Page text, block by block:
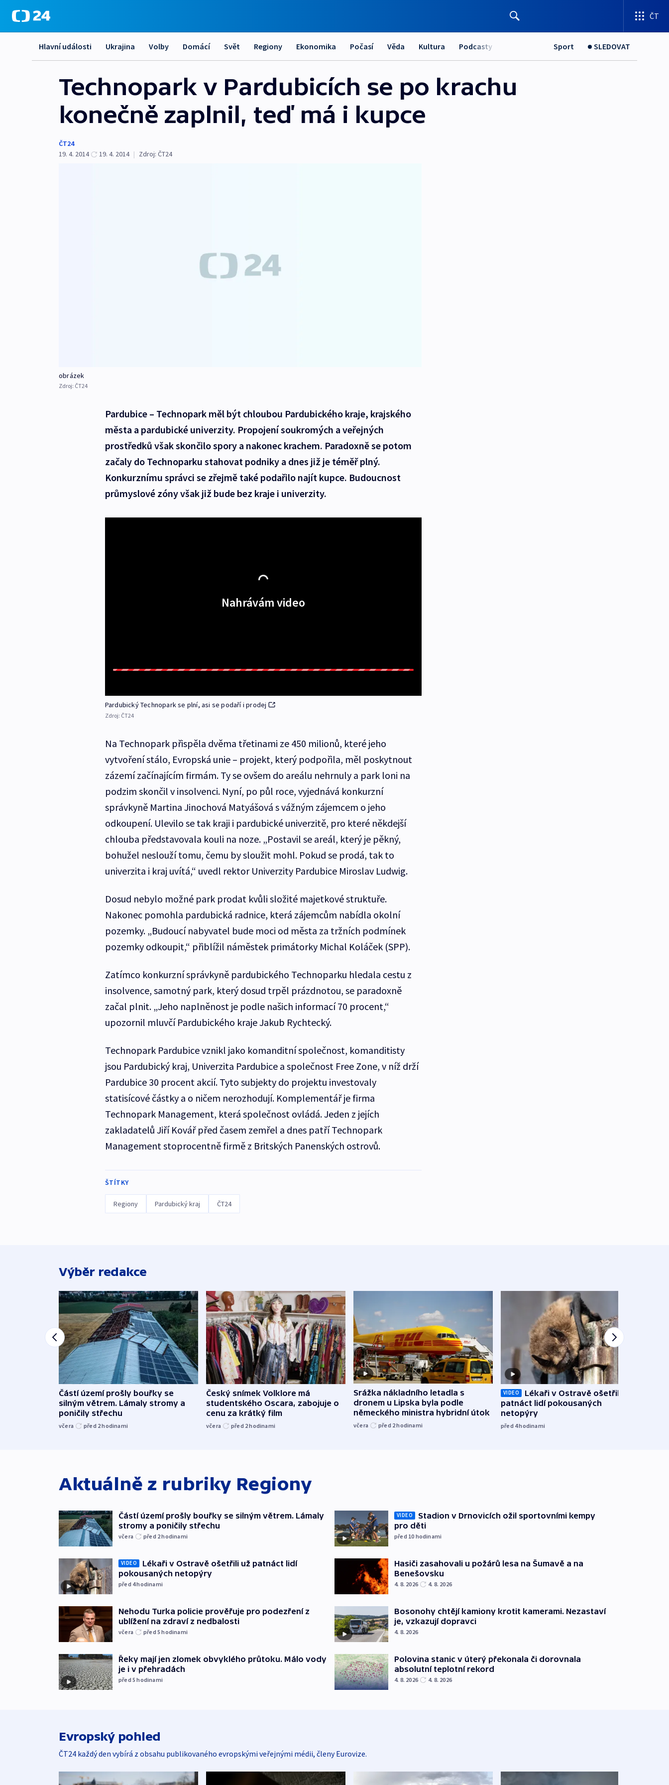
ČT
Hlavní události Ukrajina Volby Domácí Svět Regiony Ekonomika Počasí Věda Kultura Podcasty Sport SLEDOVAT
Technopark v Pardubicích se po krachu
konečně zaplnil, teď má i kupce
ČT24
19. 4. 2014
19. 4. 2014 | Zdroj: ČT24
obrázek
Zdroj: ČT24
Pardubice – Technopark měl být chloubou Pardubického kraje, krajského
města a pardubické univerzity. Propojení soukromých a veřejných
prostředků však skončilo spory a nakonec krachem. Paradoxně se potom
začaly do Technoparku stahovat podniky a dnes již je téměř plný.
Konkurznímu správci se zřejmě také podařilo najít kupce. Budoucnost
průmyslové zóny však již bude bez kraje i univerzity.
Nahrávám video
Pardubický Technopark se plní, asi se podaří i prodej
Zdroj: ČT24
Na Technopark přispěla dvěma třetinami ze 450 milionů, které jeho
vytvoření stálo, Evropská unie – projekt, který podpořila, měl poskytnout
zázemí začínajícím firmám. Ty se ovšem do areálu nehrnuly a park loni na
podzim skončil v insolvenci. Nyní, po půl roce, vyjednává konkurzní
správkyně Martina Jinochová Matyášová s vážným zájemcem o jeho
odkoupení. Ulevilo se tak kraji i pardubické univerzitě, pro které někdejší
chlouba představovala kouli na noze. „Postavil se areál, který je pěkný,
bohužel neslouží tomu, čemu by sloužit mohl. Pokud se prodá, tak to
univerzita i kraj uvítá,“ uvedl rektor Univerzity Pardubice Miroslav Ludwig.
Dosud nebylo možné park prodat kvůli složité majetkové struktuře.
Nakonec pomohla pardubická radnice, která zájemcům nabídla okolní
pozemky. „Budoucí nabyvatel bude moci od města za tržních podmínek
pozemky odkoupit,“ přiblížil náměstek primátorky Michal Koláček (SPP).
Zatímco konkurzní správkyně pardubického Technoparku hledala cestu z
insolvence, samotný park, který dosud trpěl prázdnotou, se paradoxně
začal plnit. „Jeho naplněnost je podle našich informací 70 procent,“
upozornil mluvčí Pardubického kraje Jakub Rychtecký.
Technopark Pardubice vznikl jako komanditní společnost, komanditisty
jsou Pardubický kraj, Univerzita Pardubice a společnost Free Zone, v níž drží
Pardubice 30 procent akcií. Tyto subjekty do projektu investovaly
statisícové částky a o ničem nerozhodují. Komplementář je firma
Technopark Management, která společnost ovládá. Jeden z jejích
zakladatelů Jiří Kovář před časem zemřel a dnes patří Technopark
Management stoprocentně firmě z Britských Panenských ostrovů.
ŠTÍTKY
Regiony Pardubický kraj ČT24
Výběr redakce
Částí území prošly bouřky se
silným větrem. Lámaly stromy a
poničily střechu
včera před 2hodinami
Český snímek Volklore má
studentského Oscara, zabojuje o
cenu za krátký film
včera před 2hodinami
Srážka nákladního letadla s
dronem u Lipska byla podle
německého ministra hybridní útok
včera před 2hodinami
VIDEO
Lékaři v Ostravě ošetřili už
patnáct lidí pokousaných
netopýry
před 4hodinami
Aktuálně z rubriky Regiony
Částí území prošly bouřky se silným větrem. Lámaly
stromy a poničily střechu
včera před 2hodinami
VIDEO
Lékaři v Ostravě ošetřili už patnáct lidí
pokousaných netopýry
před 4hodinami
Nehodu Turka policie prověřuje pro podezření z
ublížení na zdraví z nedbalosti
včera před 5hodinami
Řeky mají jen zlomek obvyklého průtoku. Málo vody
je i v přehradách
před 5hodinami
VIDEO
Stadion v Drnovicích ožil sportovními kempy
pro děti
před 10 hodinami
Hasiči zasahovali u požárů lesa na Šumavě a na
Benešovsku
4. 8. 2026 4. 8. 2026
Bosonohy chtějí kamiony krotit kamerami. Nezastaví
je, vzkazují dopravci
4. 8. 2026
Polovina stanic v úterý překonala či dorovnala
absolutní teplotní rekord
4. 8. 2026 4. 8. 2026
Evropský pohled
ČT24 každý den vybírá z obsahu publikovaného evropskými veřejnými médii, členy Eurovize.